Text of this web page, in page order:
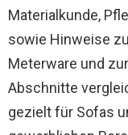
Materialkunde,
sowie Hinweise
Meterware und
Abschnitte
gezielt für Sofas